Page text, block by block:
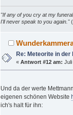
"If any of you cry at my funeral,
I'll never speak to you again."
Re: Meteorite in der
«Antwort #12 am: Juli
Und da der werte
eigenen schönen Website
ich's halt für ihn: